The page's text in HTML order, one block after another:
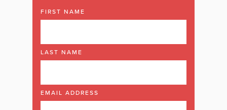
FIRST NAME
LAST NAME
EMAIL ADDRESS